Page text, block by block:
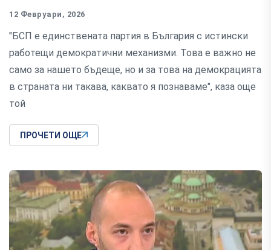
12 Февруари, 2026
"БСП е единствената партия в България с истински
работещи демократични механизми. Това е важно не
само за нашето бъдеще, но и за това на демокрацията
в страната ни такава, каквато я познаваме", каза още
той
ПРОЧЕТИ ОЩЕ